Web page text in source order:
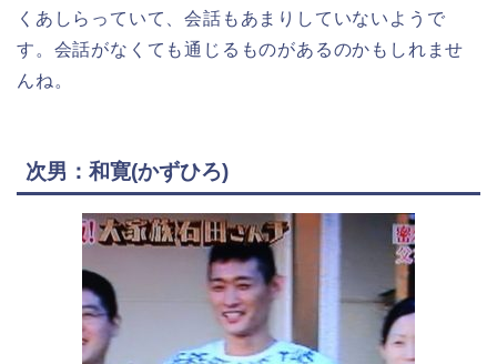
くあしらっていて、会話もあまりしていないようで
す。会話がなくても通じるものがあるのかもしれませ
んね。
次男：和寛(かずひろ)